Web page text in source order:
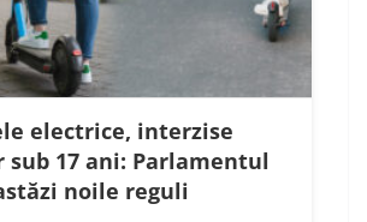
electrice, interzise
17 ani: Parlamentul
noile reguli